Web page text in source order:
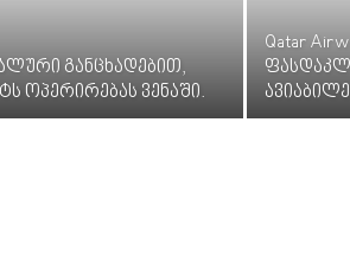
განცხადებით,
ოპერირებას ვენაში.
Qatar